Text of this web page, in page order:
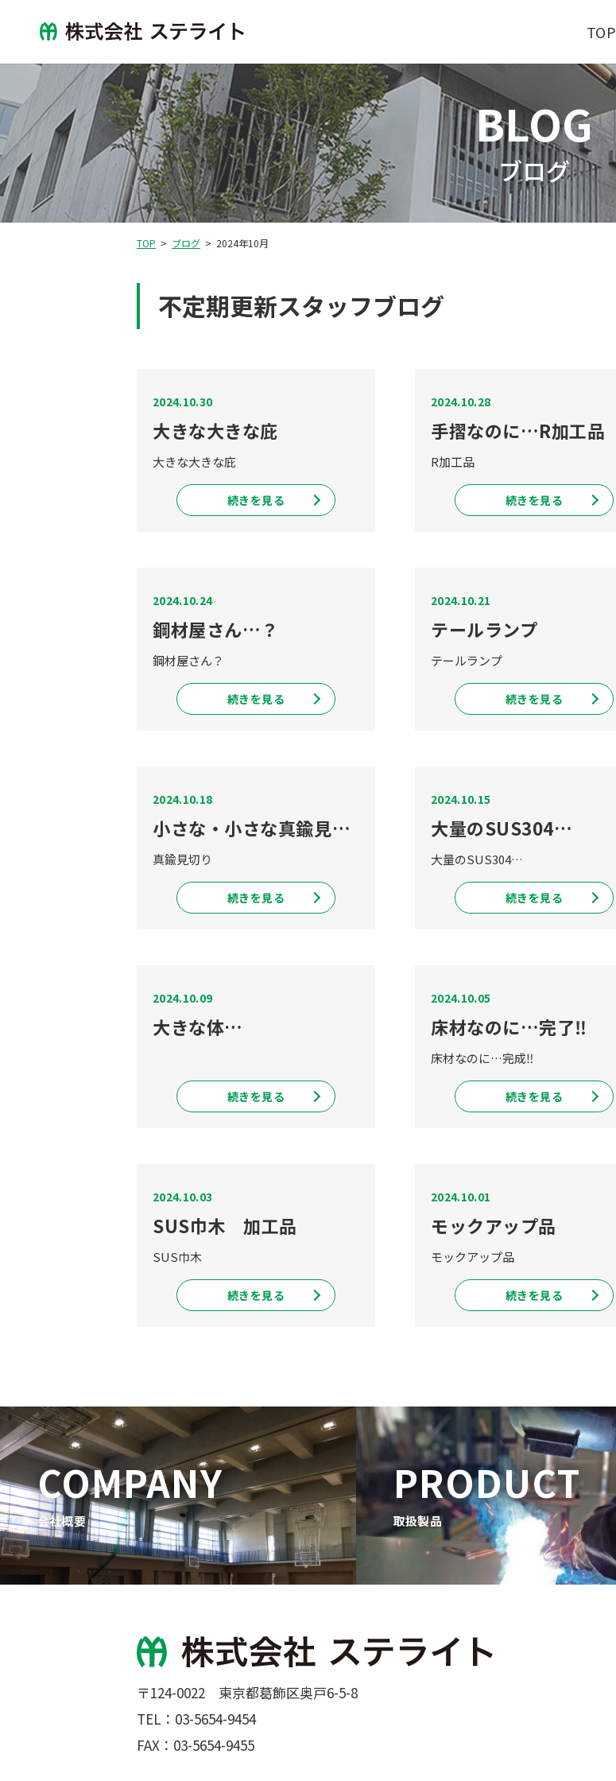
TOP
BLOG
ブログ
TOP ブログ 2024年10月
不定期更新スタッフブログ
2024.10.30
大きな大きな庇
大きな大きな庇
続きを見る
2024.10.28
手摺なのに…R加工品
R加工品
続きを見る
2024.10.24
鋼材屋さん…？
鋼材屋さん？
続きを見る
2024.10.21
テールランプ
テールランプ
続きを見る
2024.10.18
小さな・小さな真鍮見切り
真鍮見切り
続きを見る
2024.10.15
大量のSUS304…
大量のSUS304…
続きを見る
2024.10.09
大きな体…
続きを見る
2024.10.05
床材なのに…完了‼
床材なのに…完成‼
続きを見る
2024.10.03
SUS巾木 加工品
SUS巾木
続きを見る
2024.10.01
モックアップ品
モックアップ品
続きを見る
COMPANY
会社概要
PRODUCT
取扱製品
〒124-0022 東京都葛飾区奥戸6-5-8
TEL： 03-5654-9454
FAX：03-5654-9455